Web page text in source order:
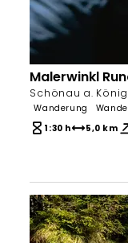
Bergerlebnis
Malerwinkl
Schönau a.
Wanderung
1:30 h
5,0 km